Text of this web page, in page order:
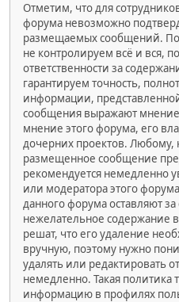
Отметим, что для
форума невозможно
размещаемых сообщений.
не контролируем всё и вся,
ответственности за
гарантируем точность,
информации,
сообщения выражают мнение
мнение этого форума, его
дочерних проектов. Любому,
размещенное сообщение
рекомендуется немедленно
или модератора этого
данного форума оставляют
нежелательное содержание
решат, что его удаление
вручную, поэтому нужно
удалять или редактировать
немедленно. Такая политика
информацию в профилях